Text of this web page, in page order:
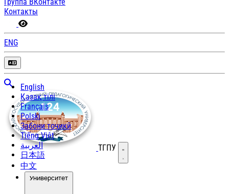
Контакты
ENG
English
Қазақ тілі
Français
Polski
Забони тоҷикӣ
Tiếng Việt
العربية
日本語
中文
ТГПУ Открыть меню
Университет